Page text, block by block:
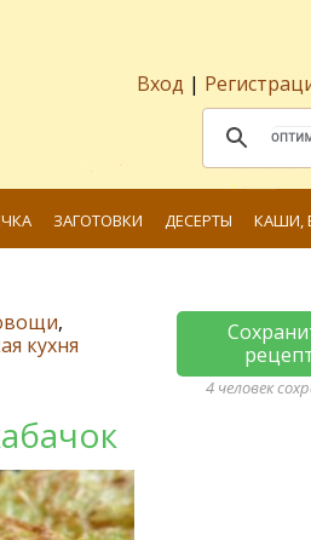
Вход |
ЗАГОТОВКИ ДЕСЕРТЫ КАШИ,
,
кухня
4 человек